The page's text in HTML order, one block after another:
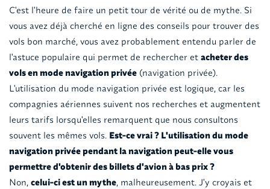
C'est l'heure de faire un petit tour de vérité ou de mythe. Si
vous avez déjà cherché en ligne des conseils pour trouver des
vols bon marché, vous avez probablement entendu parler de
l'astuce populaire qui permet de rechercher et acheter des
vols en mode navigation privée(navigation privée).
L'utilisation du mode navigation privée est logique, car les
compagnies aériennes suivent nos recherches et augmentent
leurs tarifs lorsqu'elles remarquent que nous consultons
souvent les mêmes vols. Est-ce vrai ? L'utilisation du mode
navigation privée pendant la navigation peut-elle vous
permettre d'obtenir des billets d'avion à bas prix ?
Non, celui-ci est un mythe, malheureusement. J'y croyais et